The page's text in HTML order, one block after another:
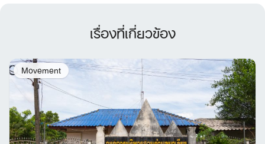
เรื่องที่เกี่ยวข้อง
Movement